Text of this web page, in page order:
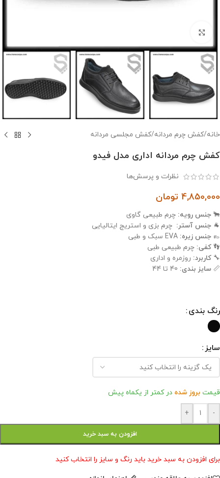
خانه/کفش چرم مردانه/کفش مجلسی مردانه
کفش چرم مردانه اداری مدل فیدو
نظرات و پرسش‌ها
4,850,000 تومان
🐂 جنس رویه: چرم طبیعی گاوی
🐐 جنس آستر: چرم بزی و استریج ایتالیایی
👞 جنس زیره:
👣کفی: چرم طبیعی طبی
🔧کاربرد: روزمره و اداری
📏 سایز بندی:
رنگ بندی
سایز
قیمت بروز شده در کمتر از یکماه پیش
-
+
افزودن به سبد خرید
برای افزودن به سبد خرید باید رنگ و سایز را انتخاب کنید